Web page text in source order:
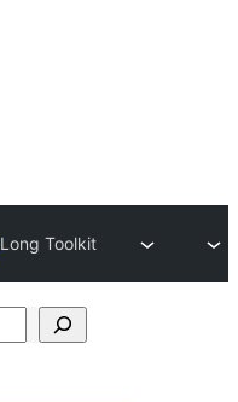
Long Toolkit